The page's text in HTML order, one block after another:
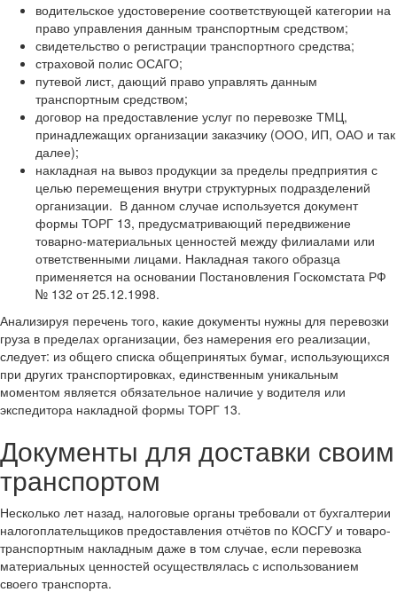
водительское удостоверение соответствующей категории на
право управления данным транспортным средством;
свидетельство о регистрации транспортного средства;
страховой полис ОСАГО;
путевой лист, дающий право управлять данным
транспортным средством;
договор на предоставление услуг по перевозке ТМЦ,
принадлежащих организации заказчику (ООО, ИП, ОАО и так
далее);
накладная на вывоз продукции за пределы предприятия с
целью перемещения внутри структурных подразделений
организации. В данном случае используется документ
формы ТОРГ 13, предусматривающий передвижение
товарно-материальных ценностей между филиалами или
ответственными лицами. Накладная такого образца
применяется на основании Постановления Госкомстата РФ
№ 132 от 25.12.1998.
Анализируя перечень того, какие документы нужны для перевозки
груза в пределах организации, без намерения его реализации,
следует: из общего списка общепринятых бумаг, использующихся
при других транспортировках, единственным уникальным
моментом является обязательное наличие у водителя или
экспедитора накладной формы ТОРГ 13.
Документы для доставки своим
транспортом
Несколько лет назад, налоговые органы требовали от бухгалтерии
налогоплательщиков предоставления отчётов по КОСГУ и товаро-
транспортным накладным даже в том случае, если перевозка
материальных ценностей осуществлялась с использованием
своего транспорта.